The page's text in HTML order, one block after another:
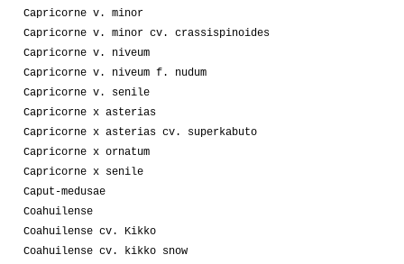
Capricorne v. minor
Capricorne v. minor cv. crassispinoides
Capricorne v. niveum
Capricorne v. niveum f. nudum
Capricorne v. senile
Capricorne x asterias
Capricorne x asterias cv. superkabuto
Capricorne x ornatum
Capricorne x senile
Caput-medusae
Coahuilense
Coahuilense cv. Kikko
Coahuilense cv. kikko snow